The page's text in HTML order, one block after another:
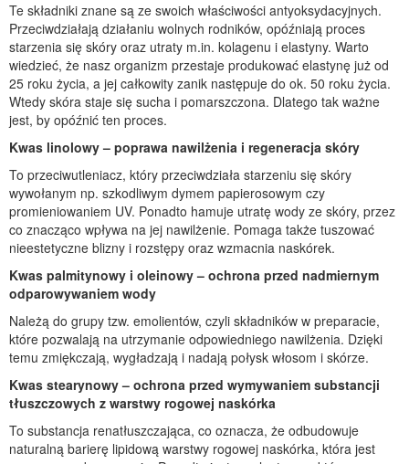
Te składniki znane są ze swoich właściwości antyoksydacyjnych.
Przeciwdziałają działaniu wolnych rodników, opóźniają proces
starzenia się skóry oraz utraty m.in. kolagenu i elastyny. Warto
wiedzieć, że nasz organizm przestaje produkować elastynę już od
25 roku życia, a jej całkowity zanik następuje do ok. 50 roku życia.
Wtedy skóra staje się sucha i pomarszczona. Dlatego tak ważne
jest, by opóźnić ten proces.
Kwas linolowy – poprawa nawilżenia i regeneracja skóry
To przeciwutleniacz, który przeciwdziała starzeniu się skóry
wywołanym np. szkodliwym dymem papierosowym czy
promieniowaniem UV. Ponadto hamuje utratę wody ze skóry, przez
co znacząco wpływa na jej nawilżenie. Pomaga także tuszować
nieestetyczne blizny i rozstępy oraz wzmacnia naskórek.
Kwas palmitynowy i oleinowy – ochrona przed nadmiernym
odparowywaniem wody
Należą do grupy tzw. emolientów, czyli składników w preparacie,
które pozwalają na utrzymanie odpowiedniego nawilżenia. Dzięki
temu zmiękczają, wygładzają i nadają połysk włosom i skórze.
Kwas stearynowy – ochrona przed wymywaniem substancji
tłuszczowych z warstwy rogowej naskórka
To substancja renatłuszczająca, co oznacza, że odbudowuje
naturalną barierę lipidową warstwy rogowej naskórka, która jest